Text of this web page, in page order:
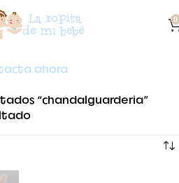
0
ahora
“chandalguarderia”